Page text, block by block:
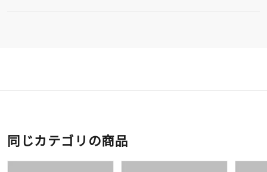
同じカテゴリの商品